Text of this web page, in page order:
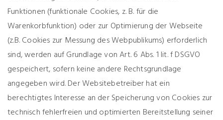
Funktionen (funktionale Cookies, z. B. für die
Warenkorbfunktion) oder zur Optimierung der Webseite
(z.B. Cookies zur Messung des Webpublikums) erforderlich
sind, werden auf Grundlage von Art. 6 Abs. 1 lit. f DSGVO
gespeichert, sofern keine andere Rechtsgrundlage
angegeben wird. Der Websitebetreiber hat ein
berechtigtes Interesse an der Speicherung von Cookies zur
technisch fehlerfreien und optimierten Bereitstellung seiner